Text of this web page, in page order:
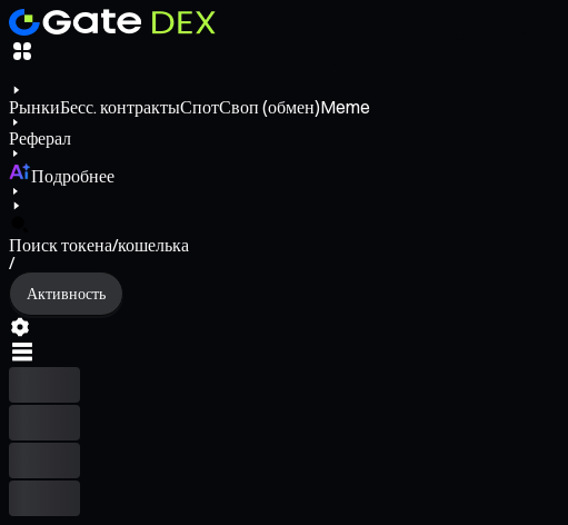
РынкиБесс. контрактыСпотСвоп (обмен)Meme
Реферал
Подробнее
Поиск токена/кошелька
/
Активность